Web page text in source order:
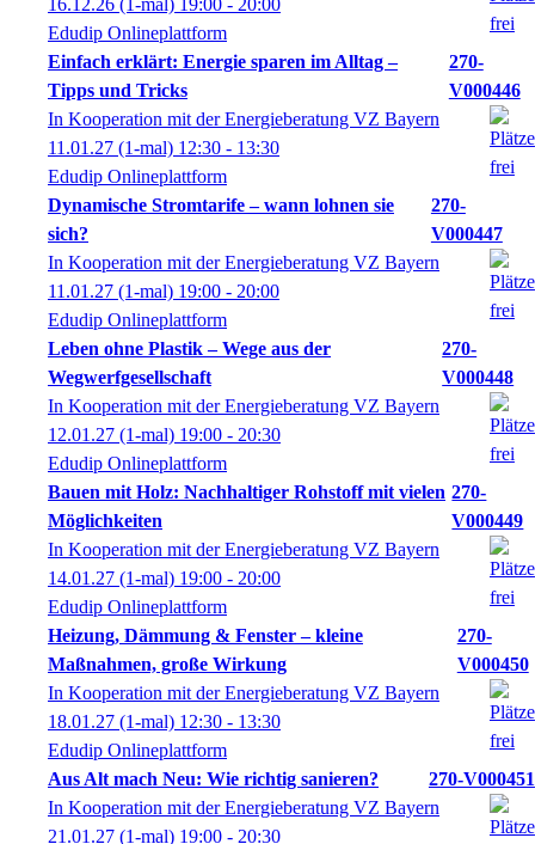
Edudip Onlineplattform
Einfach erklärt: Energie sparen im Alltag –
Tipps und Tricks
270-
V000446
In Kooperation mit der Energieberatung VZ Bayern
11.01.27 (1-mal) 12:30 - 13:30
Edudip Onlineplattform
Dynamische Stromtarife – wann lohnen sie
sich?
270-
V000447
In Kooperation mit der Energieberatung VZ Bayern
11.01.27 (1-mal) 19:00 - 20:00
Edudip Onlineplattform
Leben ohne Plastik – Wege aus der
Wegwerfgesellschaft
270-
V000448
In Kooperation mit der Energieberatung VZ Bayern
12.01.27 (1-mal) 19:00 - 20:30
Edudip Onlineplattform
Bauen mit Holz: Nachhaltiger Rohstoff mit vielen
Möglichkeiten
270-
V000449
In Kooperation mit der Energieberatung VZ Bayern
14.01.27 (1-mal) 19:00 - 20:00
Edudip Onlineplattform
Heizung, Dämmung & Fenster – kleine
Maßnahmen, große Wirkung
270-
V000450
In Kooperation mit der Energieberatung VZ Bayern
18.01.27 (1-mal) 12:30 - 13:30
Edudip Onlineplattform
Aus Alt mach Neu: Wie richtig sanieren?
270-V000451
In Kooperation mit der Energieberatung VZ Bayern
21.01.27 (1-mal) 19:00 - 20:30